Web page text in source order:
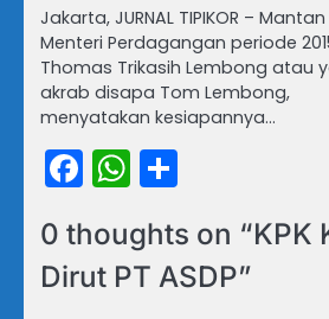
Jakarta, JURNAL TIPIKOR – Mantan
Menteri Perdagangan periode
Thomas Trikasih Lembong atau
akrab disapa Tom Lembong,
menyatakan kesiapannya…
Facebook
WhatsApp
0 thoughts on “KPK
Dirut PT ASDP”